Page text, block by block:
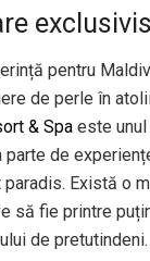
pentru
de perle în
& Spa este
parte de
paradis. Există o
să fie printre
de pretutindeni.